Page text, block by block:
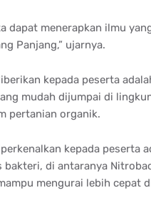
dapat menerapkan ilmu
Panjang,” ujarnya.
kepada peserta
mudah dijumpai di
pertanian organik.
kepada peserta
bakteri, di antaranya
mengurai lebih cepat